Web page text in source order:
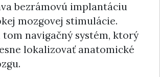
bezrámovú implantáciu
mozgovej stimulácie.
navigačný systém, ktorý
lokalizovať anatomické